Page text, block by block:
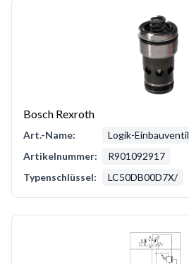
Bosch Rexroth
Art.-Name:
Logik-Einbauventil
Artikelnummer:
R901092917
Typenschlüssel:
LC50DB00D7X/